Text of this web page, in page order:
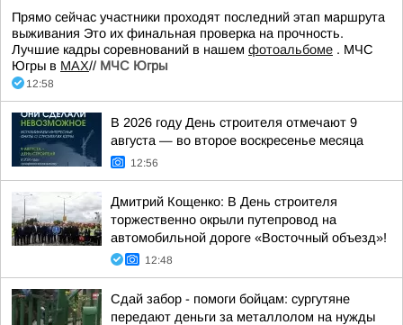
Прямо сейчас участники проходят последний этап маршрута
выживания Это их финальная проверка на прочность.
Лучшие кадры соревнований в нашем фотоальбоме . МЧС
Югры в МАХ// МЧС Югры
12:58
В 2026 году День строителя отмечают 9
августа — во второе воскресенье месяца
12:56
Дмитрий Кощенко: В День строителя
торжественно окрыли путепровод на
автомобильной дороге «Восточный объезд»!
12:48
Сдай забор - помоги бойцам: сургутяне
передают деньги за металлолом на нужды